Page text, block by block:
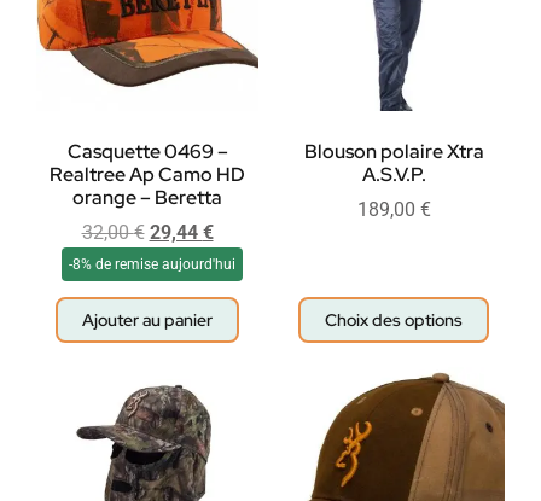
Casquette 0469 –
Realtree Ap Camo HD
orange – Beretta
32,00€ 29,44 €
-8% de remise aujourd'hui
Ajouter au panier
Blouson polaire Xtra
A.S.V.P.
189,00 €
Choix des options